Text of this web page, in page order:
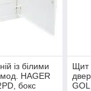
із білими
HAGER
бокс
Щит